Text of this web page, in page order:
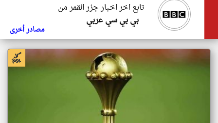
تابع اخر اخبار جزر القمر من
بي بي سي عربي
مصادر أخرى